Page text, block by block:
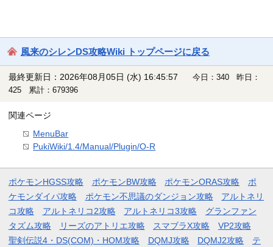
風来のシレンDS攻略Wiki トップページに戻る
最終更新日：2026年08月05日 (水) 16:45:57
今日：340 昨日：
425 累計：679396
関連ページ
MenuBar
PukiWiki/1.4/Manual/Plugin/O-R
ポケモンHGSS攻略 ポケモンBW攻略 ポケモンORAS攻略
ポ
ケモンダイパ攻略
ポケモン不思議のダンジョン攻略
アルトネリ
コ攻略
アルトネリコ2攻略 アルトネリコ3攻略
グランファン
タズム攻略
リーズのアトリエ攻略 スマブラX攻略
VP2攻略
聖剣伝説4・DS(COM)・HOM攻略
DQMJ攻略 DQMJ2攻略 テ